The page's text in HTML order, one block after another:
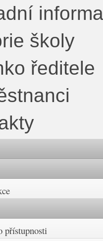
školy
ředitele
přístupnosti